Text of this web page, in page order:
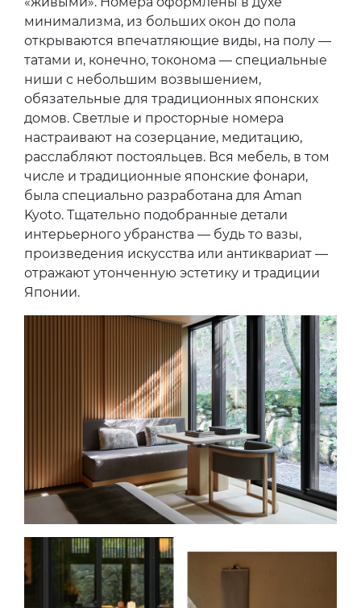
минимализма, из больших окон до пола
открываются впечатляющие виды, на полу —
татами и, конечно, токонома — специальные
ниши с небольшим возвышением,
обязательные для традиционных японских
домов. Светлые и просторные номера
настраивают на созерцание, медитацию,
расслабляют постояльцев. Вся мебель, в том
числе и традиционные японские фонари,
была специально разработана для Aman
Kyoto. Тщательно подобранные детали
интерьерного убранства — будь то вазы,
произведения искусства или антиквариат —
отражают утонченную эстетику и традиции
Японии.